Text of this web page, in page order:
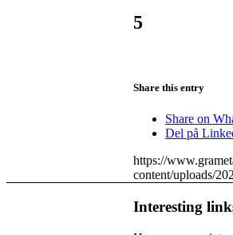
5
Share this entry
Share on
Del på
https://
content/uploads/
Interesting